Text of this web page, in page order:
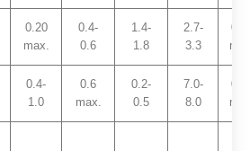
0.20
max.
0.4-
0.6
1.4-
1.8
2.7-
3.3
0.4-
1.0
0.6
max.
0.2-
0.5
7.0-
8.0